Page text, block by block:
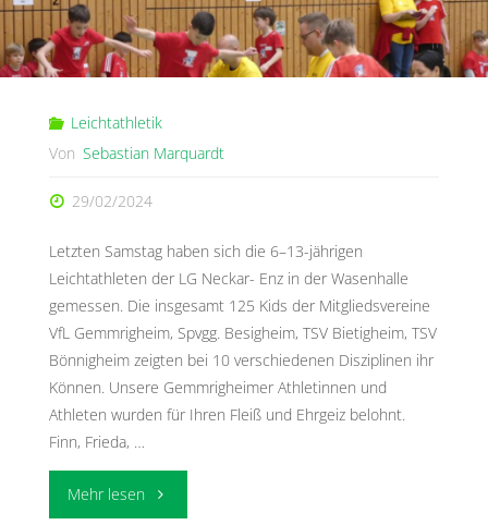
Leichtathletik
Von Sebastian Marquardt
29/02/2024
Letzten Samstag haben sich die 6–13-jährigen
Leichtathleten der LG Neckar- Enz in der Wasenhalle
gemessen. Die insgesamt 125 Kids der Mitgliedsvereine
VfL Gemmrigheim, Spvgg. Besigheim, TSV Bietigheim, TSV
Bönnigheim zeigten bei 10 verschiedenen Disziplinen ihr
Können. Unsere Gemmrigheimer Athletinnen und
Athleten wurden für Ihren Fleiß und Ehrgeiz belohnt.
Finn, Frieda, …
Mehr lesen"LG